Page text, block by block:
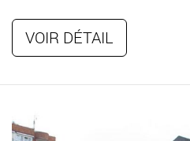
VOIR DÉTAIL